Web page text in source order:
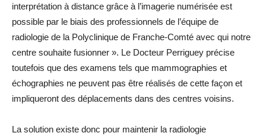
interprétation à distance grâce à l’imagerie numérisée est
possible par le biais des professionnels de l’équipe de
radiologie de la Polyclinique de Franche-Comté avec qui notre
centre souhaite fusionner ». Le Docteur Perriguey précise
toutefois que des examens tels que mammographies et
échographies ne peuvent pas être réalisés de cette façon et
impliqueront des déplacements dans des centres voisins.
La solution existe donc pour maintenir la radiologie